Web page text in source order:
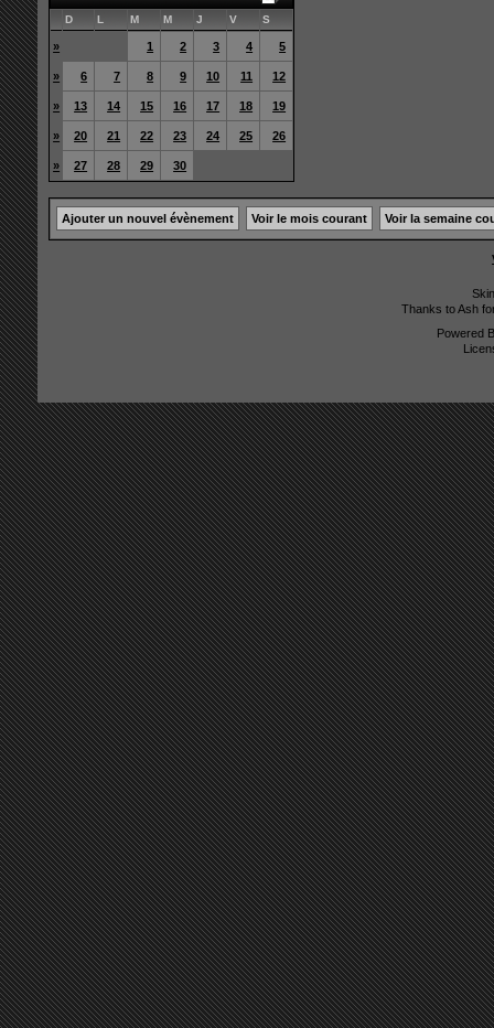
D L M M J V S
» 1 2 3 4 5
» 6 7 8 9 10 11 12
» 13 14 15 16 17 18 19
» 20 21 22 23 24 25 26
» 27 28 29 30
Ajouter un nouvel évènement Voir le mois courant Voir la semaine
Thanks to Ash
Powered